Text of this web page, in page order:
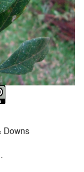
Downs